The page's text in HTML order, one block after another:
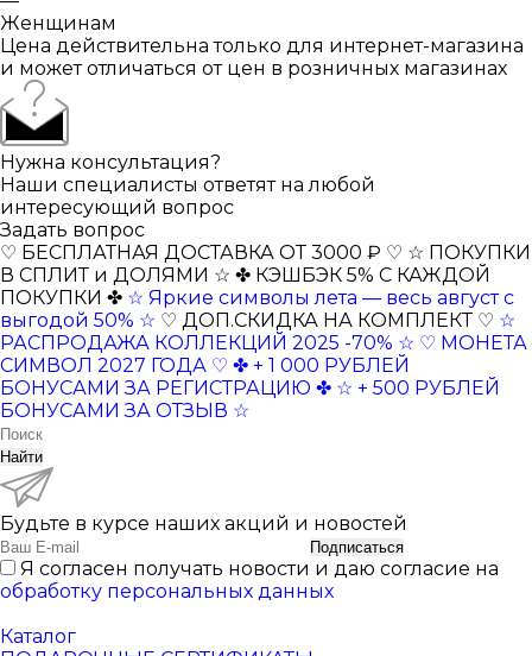
Женщинам
Цена действительна только для интернет-магазина
и может отличаться от цен в розничных магазинах
Нужна консультация?
Наши специалисты ответят на любой
интересующий вопрос
Задать вопрос
♡ БЕСПЛАТНАЯ ДОСТАВКА ОТ 3000 ₽ ♡ ☆ ПОКУПКИ
В СПЛИТ и ДОЛЯМИ ☆ ✤ КЭШБЭК 5% С КАЖДОЙ
ПОКУПКИ ✤ ☆ Яркие символы лета — весь август с
выгодой 50% ☆ ♡ ДОП.СКИДКА НА КОМПЛЕКТ ♡ ☆
РАСПРОДАЖА КОЛЛЕКЦИЙ 2025 -70% ☆ ♡ МОНЕТА
СИМВОЛ 2027 ГОДА ♡ ✤ + 1 000 РУБЛЕЙ
БОНУСАМИ ЗА РЕГИСТРАЦИЮ ✤ ☆ + 500 РУБЛЕЙ
БОНУСАМИ ЗА ОТЗЫВ ☆
Найти
Будьте в курсе наших акций и новостей
Подписаться
Я согласен получать новости и даю согласие на
обработку персональных данных
Каталог